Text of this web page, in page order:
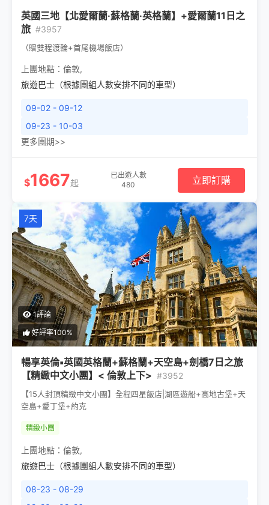
英國三地【北愛爾蘭·蘇格蘭·英格蘭】+愛爾蘭11日之
旅 #3957
（贈雙程渡輪+首尾機場飯店）
上團地點： 倫敦,
旅遊巴士（根據團組人數安排不同的車型）
09-02 - 09-12
09-23 - 10-03
更多團期>>
$1667起
已出遊人數
480
立即訂購
7天
1評論
好評率100%
暢享英倫▪英國英格蘭+蘇格蘭+天空島+劍橋7日之旅
【精緻中文小團】< 倫敦上下> #3952
【15人封頂精緻中文小團】全程四星飯店|湖區遊船+高地古堡+天
空島+愛丁堡+約克
精緻小團
上團地點： 倫敦,
旅遊巴士（根據團組人數安排不同的車型）
08-23 - 08-29